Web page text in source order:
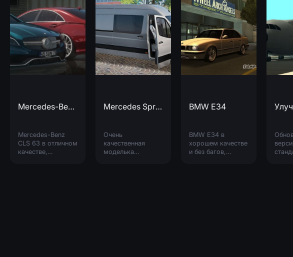
Mercedes-Benz CLS 63
Mercedes-Benz
CLS 63 в отличном
качестве,
Mercedes Sprinter 2019
Очень
качественная
моделька
BMW E34
BMW E34 в
хорошем качестве
и без багов,